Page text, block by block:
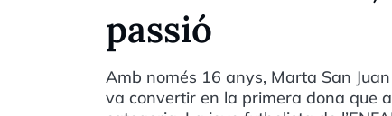
passió
Amb només 16 anys, Marta San
va convertir en la primera dona que